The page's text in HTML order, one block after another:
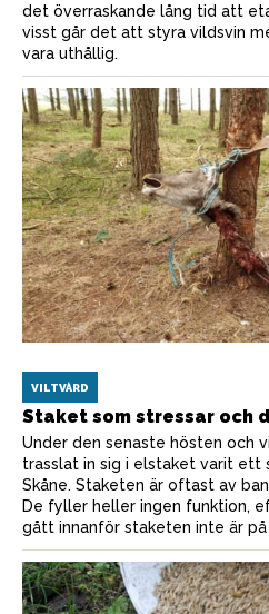
det överraskande lång tid att
visst går det att styra vildsvin
vara uthållig.
VILTVÅRD
Staket som stressar och
Under den senaste hösten och
trasslat in sig i elstaket varit ett
Skåne. Staketen är oftast av
De fyller heller ingen funktion,
gått innanför staketen inte är